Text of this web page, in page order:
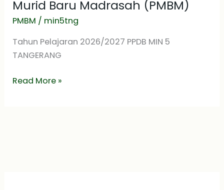
Murid Baru Madrasah (PMBM)
PMBM / min5tng
Tahun Pelajaran 2026/2027 PPDB MIN 5
TANGERANG
Penerimaan
Murid
Madrasah
(PMBM)
Read More »